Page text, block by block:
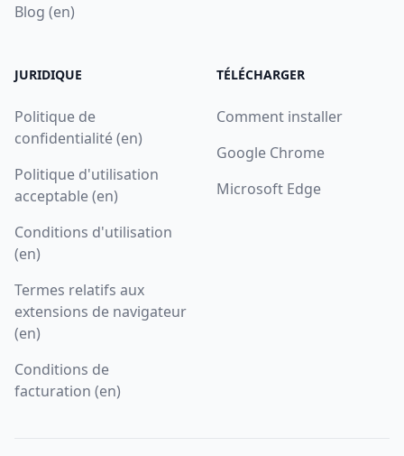
Blog (en)
JURIDIQUE
Politique de
confidentialité (en)
Politique d'utilisation
acceptable (en)
Conditions d'utilisation
(en)
Termes relatifs aux
extensions de navigateur
(en)
Conditions de
facturation (en)
TÉLÉCHARGER
Comment installer
Google Chrome
Microsoft Edge